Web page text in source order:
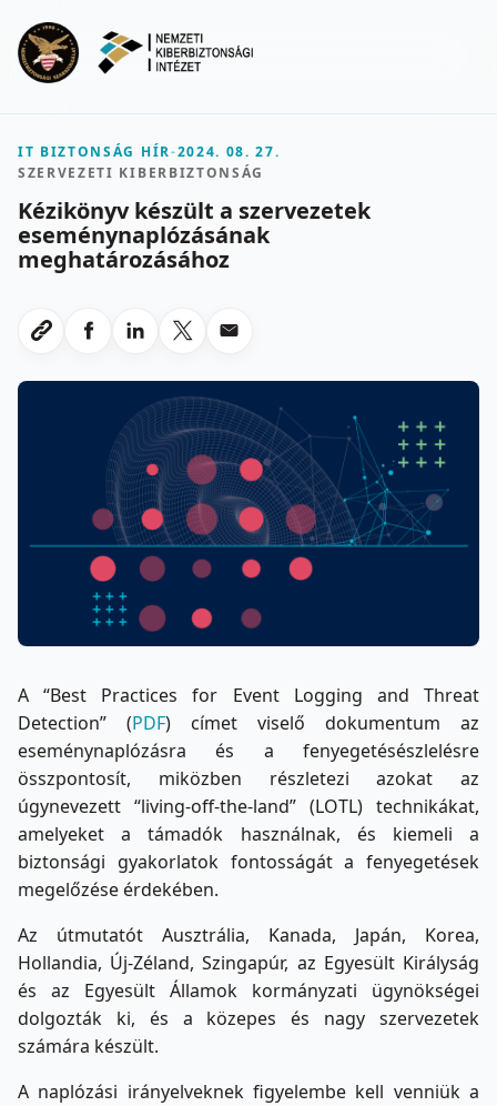
IT BIZTONSÁG HÍR-2024. 08. 27.
SZERVEZETI KIBERBIZTONSÁG
Kézikönyv készült a szervezetek
eseménynaplózásának
meghatározásához
Link masolasa
Megosztas Facebookon
Megosztas LinkedInen
Megosztas X-en
Megosztas emailben
A “Best Practices for Event Logging and Threat
Detection” (PDF) címet viselő dokumentum az
eseménynaplózásra és a fenyegetésészlelésre
összpontosít, miközben részletezi azokat az
úgynevezett “living-off-the-land” (LOTL) technikákat,
amelyeket a támadók használnak, és kiemeli a
biztonsági gyakorlatok fontosságát a fenyegetések
megelőzése érdekében.
Az útmutatót Ausztrália, Kanada, Japán, Korea,
Hollandia, Új-Zéland, Szingapúr, az Egyesült Királyság
és az Egyesült Államok kormányzati ügynökségei
dolgozták ki, és a közepes és nagy szervezetek
számára készült.
A naplózási irányelveknek figyelembe kell venniük a